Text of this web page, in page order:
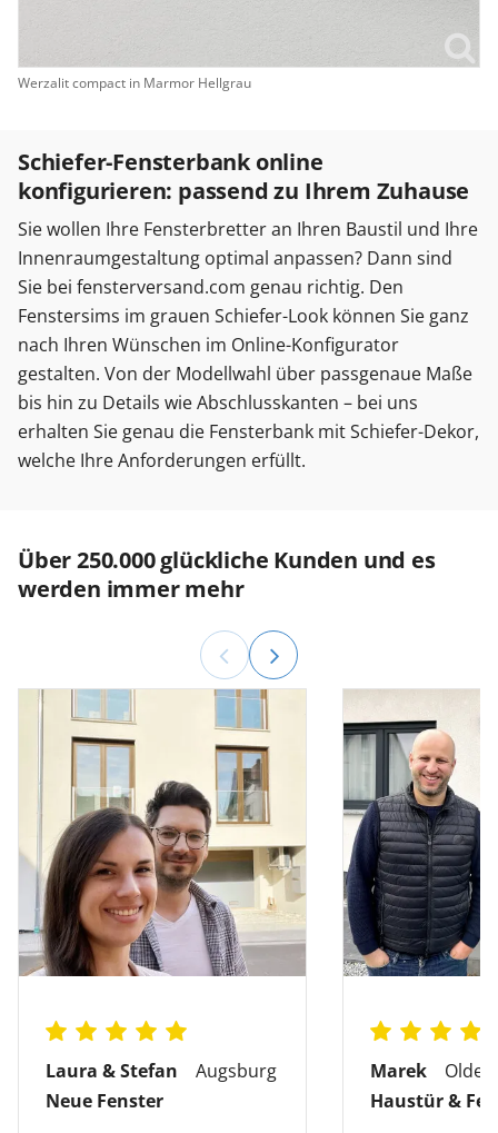
Werzalit compact in Marmor Hellgrau
Schiefer-Fensterbank online
konfigurieren: passend zu Ihrem Zuhause
Sie wollen Ihre Fensterbretter an Ihren Baustil und Ihre
Innenraumgestaltung optimal anpassen? Dann sind
Sie bei fensterversand.com genau richtig. Den
Fenstersims im grauen Schiefer-Look können Sie ganz
nach Ihren Wünschen im Online-Konfigurator
gestalten. Von der Modellwahl über passgenaue Maße
bis hin zu Details wie Abschlusskanten – bei uns
erhalten Sie genau die Fensterbank mit Schiefer-Dekor,
welche Ihre Anforderungen erfüllt.
Über 250.000 glückliche Kunden und es
werden immer mehr
Laura & Stefan
Augsburg
Neue Fenster
Marek
Haustür &